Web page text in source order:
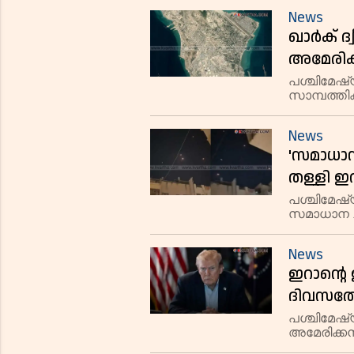
ശതമാനം
News
ഖാർക്
News
തള്ളി
അവീവ്;
കുട്ടികൾ
സമാധാന
News